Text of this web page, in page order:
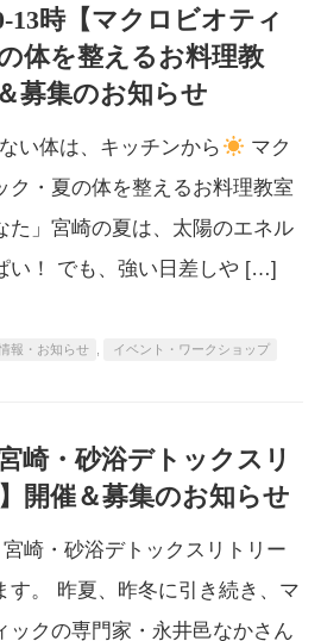
13時【マクロビオティ
体を整えるお料理教
募集のお知らせ
い体は、キッチンから
マク
ク・夏の体を整えるお料理教室
た」宮崎の夏は、太陽のエネル
い！ でも、強い日差しや […]
報・お知らせ イベント・ワークショップ
崎・砂浴デトックスリ
開催＆募集のお知らせ
崎・砂浴デトックスリトリー
す。 昨夏、昨冬に引き続き、マ
ックの専門家・永井邑なかさん